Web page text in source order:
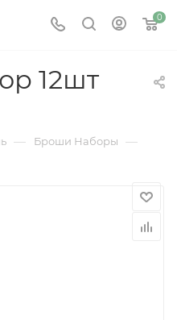
0
12шт
— Броши Наборы —